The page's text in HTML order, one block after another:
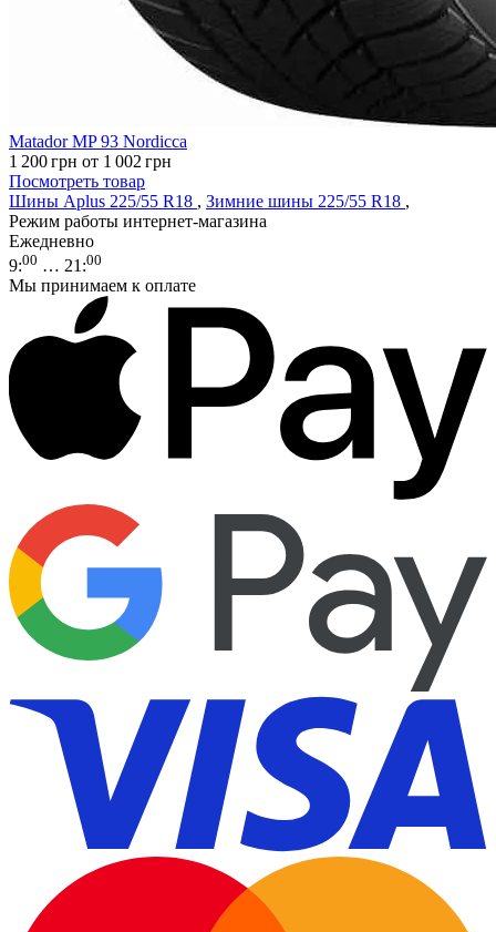
Matador MP 93 Nordicca
1 200грн от 1 002 грн
Посмотреть товар
Шины Aplus 225/55 R18 , Зимние шины 225/55 R18 ,
Режим работы интернет-магазина
Ежедневно
9:00 … 21 :00
Мы принимаем к оплате